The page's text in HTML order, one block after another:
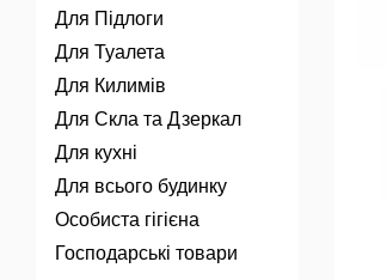
Для Підлоги
Для Туалета
Для Килимів
Для Скла та Дзеркал
Для кухні
Для всього будинку
Особиста гігієна
Господарські товари